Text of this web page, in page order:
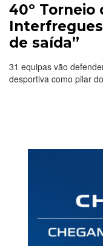
40º
de saída”
31 equipas vão
desportiva como pilar